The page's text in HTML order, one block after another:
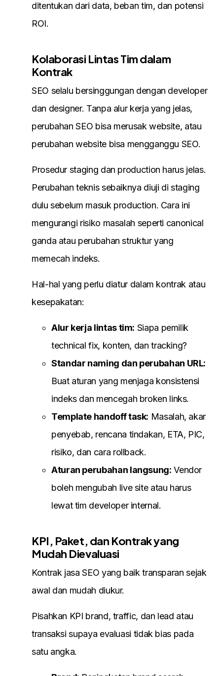
ditentukan dari data, beban tim, dan potensi
ROI.
Kolaborasi Lintas Tim dalam
Kontrak
SEO selalu bersinggungan dengan developer
dan designer. Tanpa alur kerja yang jelas,
perubahan SEO bisa merusak website, atau
perubahan website bisa mengganggu SEO.
Prosedur staging dan production harus jelas.
Perubahan teknis sebaiknya diuji di staging
dulu sebelum masuk production. Cara ini
mengurangi risiko masalah seperti canonical
ganda atau perubahan struktur yang
memecah indeks.
Hal-hal yang perlu diatur dalam kontrak atau
kesepakatan:
Alur kerja lintas tim: Siapa pemilik
technical fix, konten, dan tracking?
Standar naming dan perubahan URL:
Buat aturan yang menjaga konsistensi
indeks dan mencegah broken links.
Template handoff task: Masalah, akar
penyebab, rencana tindakan, ETA, PIC,
risiko, dan cara rollback.
Aturan perubahan langsung: Vendor
boleh mengubah live site atau harus
lewat tim developer internal.
KPI, Paket, dan Kontrak yang
Mudah Dievaluasi
Kontrak jasa SEO yang baik transparan sejak
awal dan mudah diukur.
Pisahkan KPI brand, traffic, dan lead atau
transaksi supaya evaluasi tidak bias pada
satu angka.